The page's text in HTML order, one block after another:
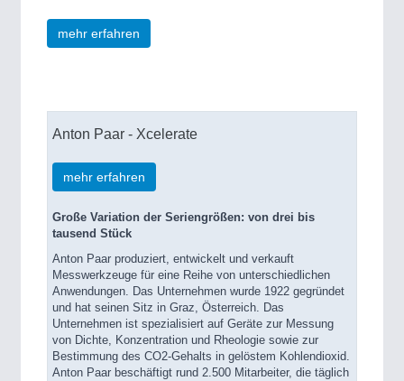
mehr erfahren
Anton Paar - Xcelerate
mehr erfahren
Große Variation der Seriengrößen: von drei bis
tausend Stück
Anton Paar produziert, entwickelt und verkauft
Messwerkzeuge für eine Reihe von unterschiedlichen
Anwendungen. Das Unternehmen wurde 1922 gegründet
und hat seinen Sitz in Graz, Österreich. Das
Unternehmen ist spezialisiert auf Geräte zur Messung
von Dichte, Konzentration und Rheologie sowie zur
Bestimmung des CO2-Gehalts in gelöstem Kohlendioxid.
Anton Paar beschäftigt rund 2.500 Mitarbeiter, die täglich